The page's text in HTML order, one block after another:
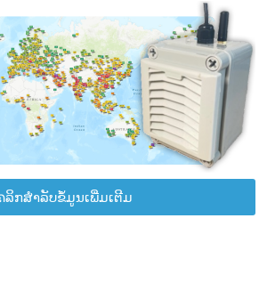
ລິກສຳລັບຂໍ້ມູນເພີ່ມເຕີມ